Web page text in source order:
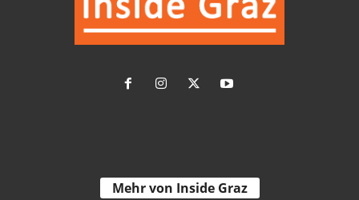
Mehr von Inside Graz